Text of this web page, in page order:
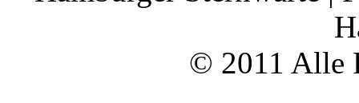
© 2011 Alle